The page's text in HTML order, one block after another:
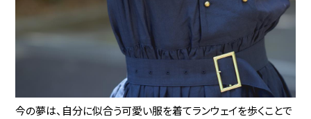
今の夢は、自分に似合う可愛い服を着てランウェイを歩くことで